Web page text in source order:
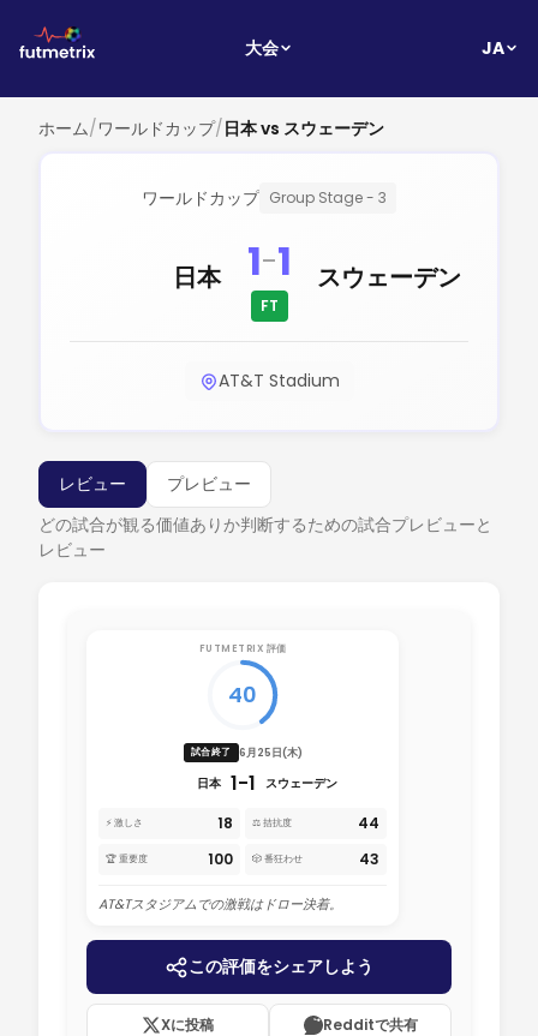
大会 JA
ホーム/ ワールドカップ/ 日本 vs スウェーデン
ワールドカップ Group Stage - 3
日本 1-1
FT
スウェーデン
AT&T Stadium
レビュー
プレビュー
どの試合が観る価値ありか判断するための試合プレビューと
レビュー
FUTMETRIX 評価
40
試合終了 6月25日(木)
日本 1-1 スウェーデン
⚡ 激しさ 18 ⚖️ 拮抗度 44
🏆 重要度 100 🎲 番狂わせ 43
AT&Tスタジアムでの激戦はドロー決着。
この評価をシェアしよう
Xに投稿 Redditで共有